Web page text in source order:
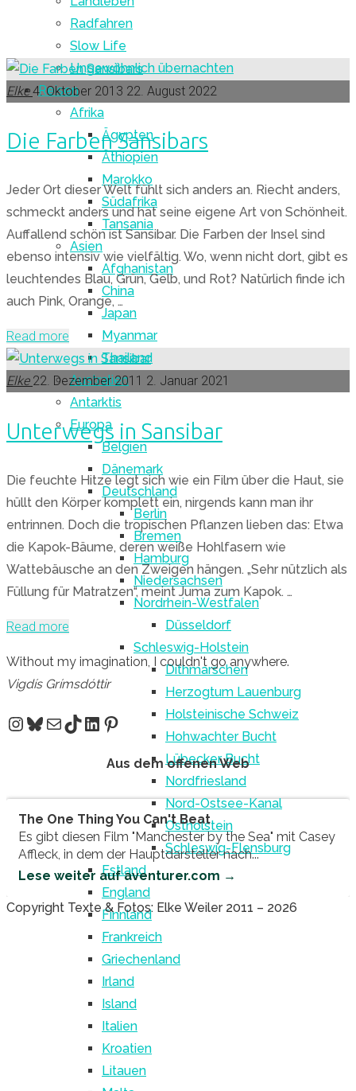
Radfahren
Slow Life
Ungewöhnlich übernachten
Reisen
Afrika
Ägypten
Äthiopien
Marokko
Südafrika
Tansania
Asien
Afghanistan
China
Japan
Myanmar
Thailand
Australien
Antarktis
Europa
Belgien
Dänemark
Deutschland
Berlin
Bremen
Hamburg
Niedersachsen
Nordrhein-Westfalen
Düsseldorf
Schleswig-Holstein
Dithmarschen
Herzogtum Lauenburg
Holsteinische Schweiz
Hohwachter Bucht
Lübecker Bucht
Nordfriesland
Nord-Ostsee-Kanal
Ostholstein
Schleswig-Flensburg
Estland
England
Finnland
Frankreich
Griechenland
Irland
Island
Italien
Kroatien
Litauen
Elke 4. Oktober 2013 22. August 2022
Die Farben Sansibars
Jeder Ort dieser Welt fühlt sich anders an. Riecht anders,
schmeckt anders und hat seine eigene Art von Schönheit.
Auffallend schön ist Sansibar. Die Farben der Insel sind
ebenso intensiv wie vielfältig. Wo, wenn nicht dort, gibt es
leuchtendes Blau, Grün, Gelb, und Rot? Natürlich finde ich
auch Pink, Orange, …
Read more "Die
Farben
Sansibars"
Elke 22. Dezember 2011 2. Januar 2021
Unterwegs in Sansibar
Die feuchte Hitze legt sich wie ein Film über die Haut, sie
hüllt den Körper komplett ein, nirgends kann man ihr
entrinnen. Doch die tropischen Pflanzen lieben das: Etwa
die Kapok-Bäume, deren weiße Hohlfasern wie
Wattebäusche an den Zweigen hängen. „Sehr nützlich als
Füllung für Matratzen“, meint Juma zum Kapok. …
Read more
Sansibar"
Without my imagination, I couldn't go anywhere.
Vigdís Grímsdóttir
Instagram
Bluesky
E-MailTikTok
LinkedIn
Pinterest
Aus dem offenen Web
The One Thing You Can't Beat
Es gibt diesen Film "Manchester by the Sea" mit Casey
Affleck, in dem der Hauptdarsteller nach...
Lese weiter auf aventurer.com →
Back
Copyright Texte & Fotos: Elke Weiler 2011 – 2026